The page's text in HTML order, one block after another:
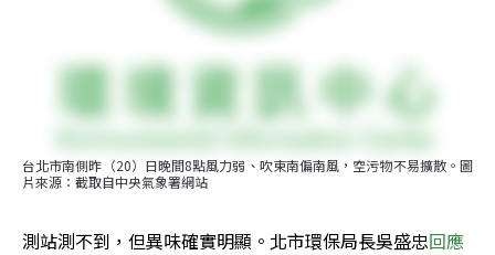
台北市南側昨（20）日晚間8點風力弱、吹東南偏南風，空污物不易擴散。圖
片來源：截取自中央氣象署網站
測站測不到，但異味確實明顯。北市環保局長吳盛忠回應